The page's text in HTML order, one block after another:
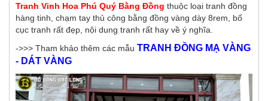
Tranh Vinh Hoa Phú Quý Bằng Đồng thuộc loại tranh đồng
hàng tinh, chạm tay thủ công bằng đồng vàng dày 8rem, bố
cục tranh rất đẹp, nội dung tranh rất hay về ý nghĩa.
->>> Tham khảo thêm các mẫu TRANH ĐỒNG MẠ VÀNG
- DÁT VÀNG